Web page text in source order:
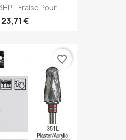
- Fraise Pour...
23,71 €
favorite_border